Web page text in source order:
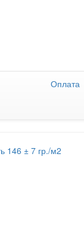
Оплата